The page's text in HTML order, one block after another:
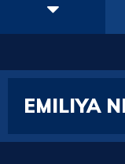
EMILIYA